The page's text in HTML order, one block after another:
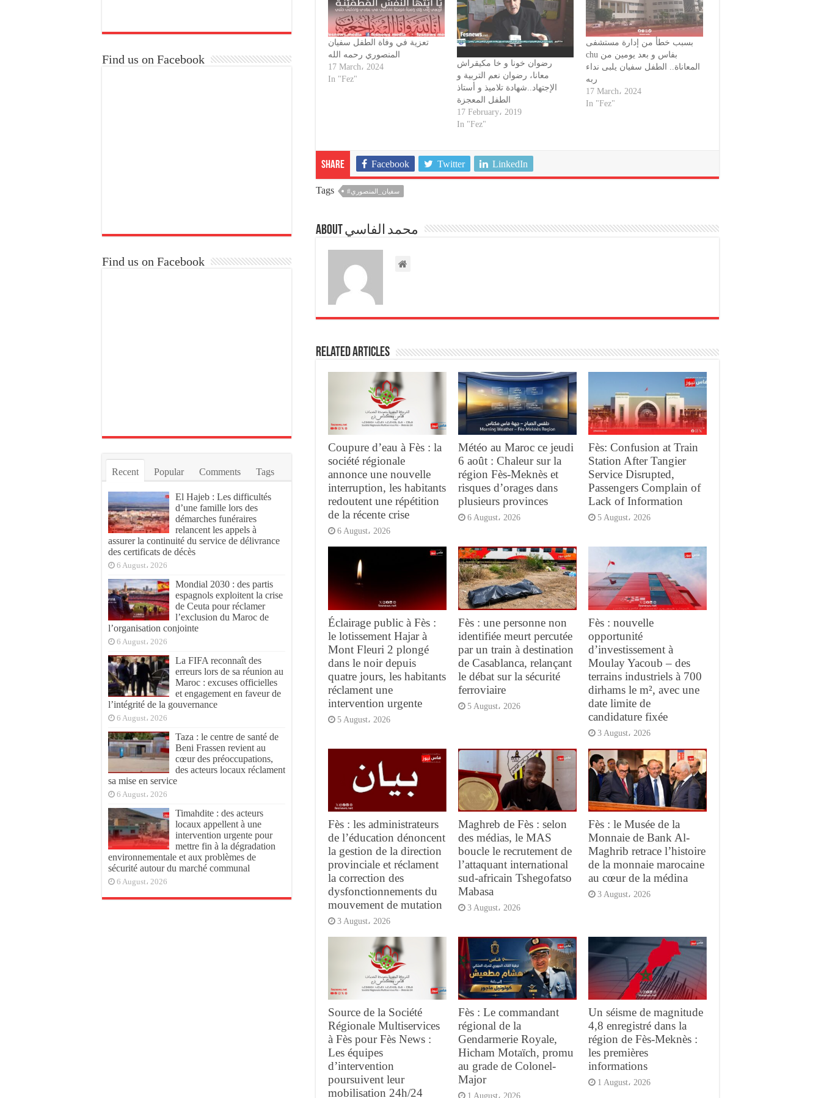
تعزية في وفاة الطفل سفيان
المنصوري رحمه الله
17 March، 2024
In "Fez"
رضوان خونا و خا مكيقراش
معانا، رضوان نعم التربية و
الإجتهاد..شهادة تلاميذ و أستاذ
الطفل المعجزة
17 February، 2019
In "Fez"
بسبب خطأ من إدارة مستشفى
chu بفاس و بعد يومين من
المعاناة.. الطفل سفيان يلبى نداء
ربه
17 March، 2024
In "Fez"
Share Facebook Twitter LinkedIn
Tags #سفيان_المنصوري
About محمد الفاسي
Related Articles
Coupure d’eau à Fès : la
société régionale
annonce une nouvelle
interruption, les habitants
redoutent une répétition
de la récente crise
6 August، 2026
Météo au Maroc ce jeudi
6 août : Chaleur sur la
région Fès-Meknès et
risques d’orages dans
plusieurs provinces
6 August، 2026
Fès: Confusion at Train
Station After Tangier
Service Disrupted,
Passengers Complain of
Lack of Information
5 August، 2026
Éclairage public à Fès :
le lotissement Hajar à
Mont Fleuri 2 plongé
dans le noir depuis
quatre jours, les habitants
réclament une
intervention urgente
5 August، 2026
Fès : une personne non
identifiée meurt percutée
par un train à destination
de Casablanca, relançant
le débat sur la sécurité
ferroviaire
5 August، 2026
Fès : nouvelle
opportunité
d’investissement à
Moulay Yacoub – des
terrains industriels à 700
dirhams le m², avec une
date limite de
candidature fixée
3 August، 2026
Fès : les administrateurs
de l’éducation dénoncent
la gestion de la direction
provinciale et réclament
la correction des
dysfonctionnements du
mouvement de mutation
3 August، 2026
Maghreb de Fès : selon
des médias, le MAS
boucle le recrutement de
l’attaquant international
sud-africain Tshegofatso
Mabasa
3 August، 2026
Fès : le Musée de la
Monnaie de Bank Al-
Maghrib retrace l’histoire
de la monnaie marocaine
au cœur de la médina
3 August، 2026
Source de la Société
Régionale Multiservices
à Fès pour Fès News :
Les équipes
d’intervention
poursuivent leur
mobilisation 24h/24
Fès : Le commandant
régional de la
Gendarmerie Royale,
Hicham Motaïch, promu
au grade de Colonel-
Major
1 August، 2026
Un séisme de magnitude
4,8 enregistré dans la
région de Fès-Meknès :
les premières
informations
1 August، 2026
Find us on Facebook
Find us on Facebook
Recent Popular Comments Tags
El Hajeb : Les difficultés
d’une famille lors des
démarches funéraires
relancent les appels à
assurer la continuité du service de délivrance
des certificats de décès
6 August، 2026
Mondial 2030 : des partis
espagnols exploitent la crise
de Ceuta pour réclamer
l’exclusion du Maroc de
l’organisation conjointe
6 August، 2026
La FIFA reconnaît des
erreurs lors de sa réunion au
Maroc : excuses officielles
et engagement en faveur de
l’intégrité de la gouvernance
6 August، 2026
Taza : le centre de santé de
Beni Frassen revient au
cœur des préoccupations,
des acteurs locaux réclament
sa mise en service
6 August، 2026
Timahdite : des acteurs
locaux appellent à une
intervention urgente pour
mettre fin à la dégradation
environnementale et aux problèmes de
sécurité autour du marché communal
6 August، 2026